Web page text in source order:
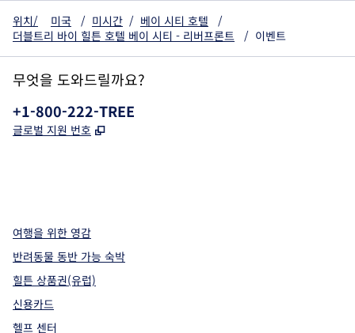
위치/ 미국 / 미시간 / 베이 시티 호텔
/
더블트리 바이 힐튼 호텔 베이 시티 - 리버프론트
/ 이벤트
무엇을 도와드릴까요?
전화:
+1-800-222-TREE
글로벌 지원 번호 ,
여행을 위한 영감
반려동물 동반 가능 숙박
힐튼 상품권(유럽)
신용카드
헬프 센터